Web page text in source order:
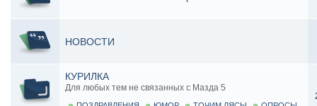
НОВОСТИ
КУРИЛКА
Для любых тем не связанных с Мазда 5